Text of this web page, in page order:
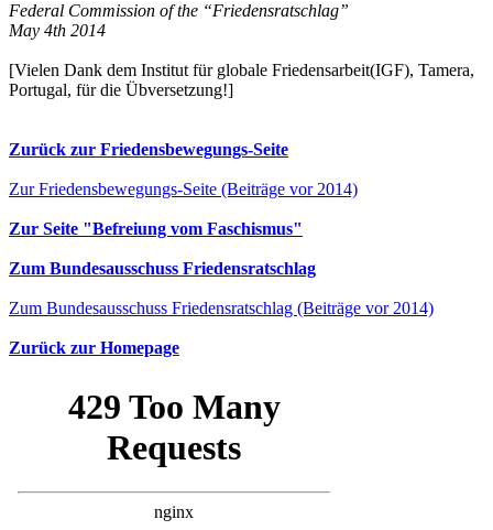
Federal Commission of the “Friedensratschlag”
May 4th 2014
[Vielen Dank dem Institut für globale Friedensarbeit(IGF), Tamera,
Portugal, für die Übversetzung!]
Zurück zur Friedensbewegungs-Seite
Zur Friedensbewegungs-Seite (Beiträge vor 2014)
Zur Seite "Befreiung vom Faschismus"
Zum Bundesausschuss Friedensratschlag
Zum Bundesausschuss Friedensratschlag (Beiträge vor 2014)
Zurück zur Homepage